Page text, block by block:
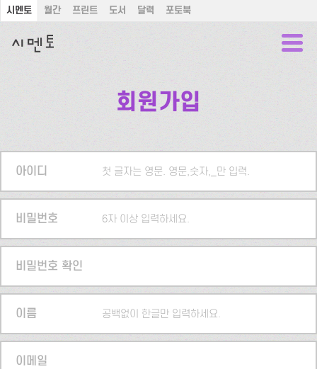
시멘토 월간 프린트 도서 달력 포토북
회원가입
아이디 첫 글자는 영문. 영문,숫자,_만 입력.
비밀번호 6자 이상 입력하세요.
비밀번호 확인
이름 공백없이 한글만 입력하세요.
이메일